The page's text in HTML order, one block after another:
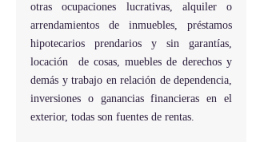
otras ocupaciones lucrativas, alquiler o
arrendamientos de inmuebles, préstamos
hipotecarios prendarios y sin garantías,
locación  de cosas, muebles de derechos y
demás y trabajo en relación de dependencia,
inversiones o ganancias financieras en el
exterior, todas son fuentes de rentas.